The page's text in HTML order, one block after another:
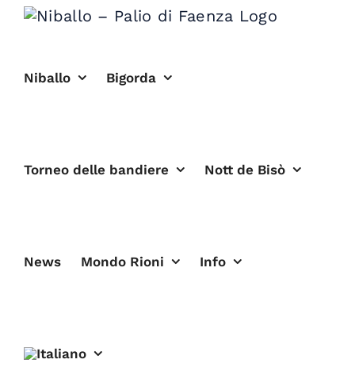
Salta
Niballo Bigorda
Torneo delle bandiere Nott de Bisò
News Mondo Rioni Info